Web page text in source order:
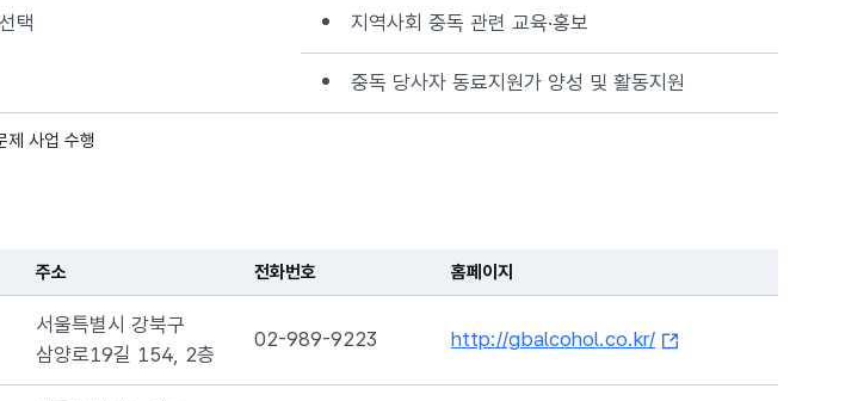
택 지역사회 중독 관련 교육·홍보
중독 당사자 동료지원가 양성 및 활동지원
제 사업 수행
주소 전화번호 홈페이지
서울특별시 강북구
삼양로19길 154, 2층
02-989-9223 http://gbalcohol.co.kr/